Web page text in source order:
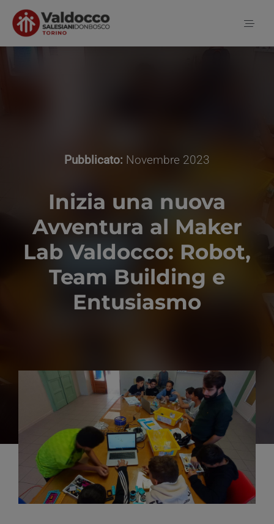
Salta
contenuto
Auxilium
Notizie
Pubblicato: Novembre 2023
Inizia una nuova
Avventura al Maker
Lab Valdocco: Robot,
Team Building e
Entusiasmo